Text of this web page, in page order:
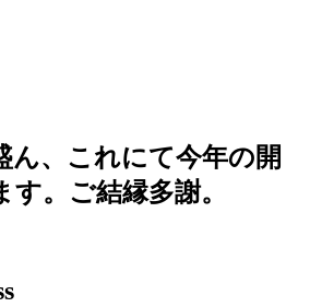
ん、これにて今年の開
。ご結縁多謝。